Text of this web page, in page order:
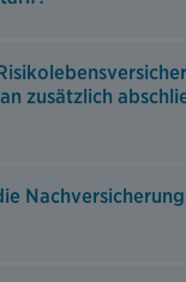
zusätzlich